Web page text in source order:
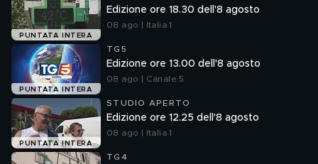
PUNTATA INTERA
Edizione ore 18.30 dell'8 agosto
08 ago | Italia 1
PUNTATA INTERA
TG5
Edizione ore 13.00 dell'8 agosto
08 ago | Canale 5
PUNTATA INTERA
STUDIO APERTO
Edizione ore 12.25 dell'8 agosto
08 ago | Italia 1
TG4